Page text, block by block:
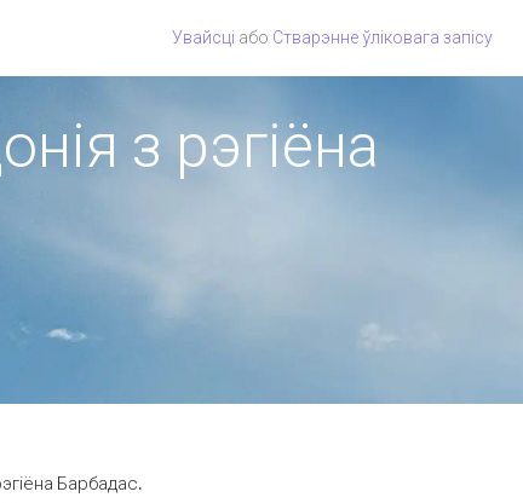
Увайсці або Стварэнне ўліковага запісу
з рэгіёна
Барбадас.